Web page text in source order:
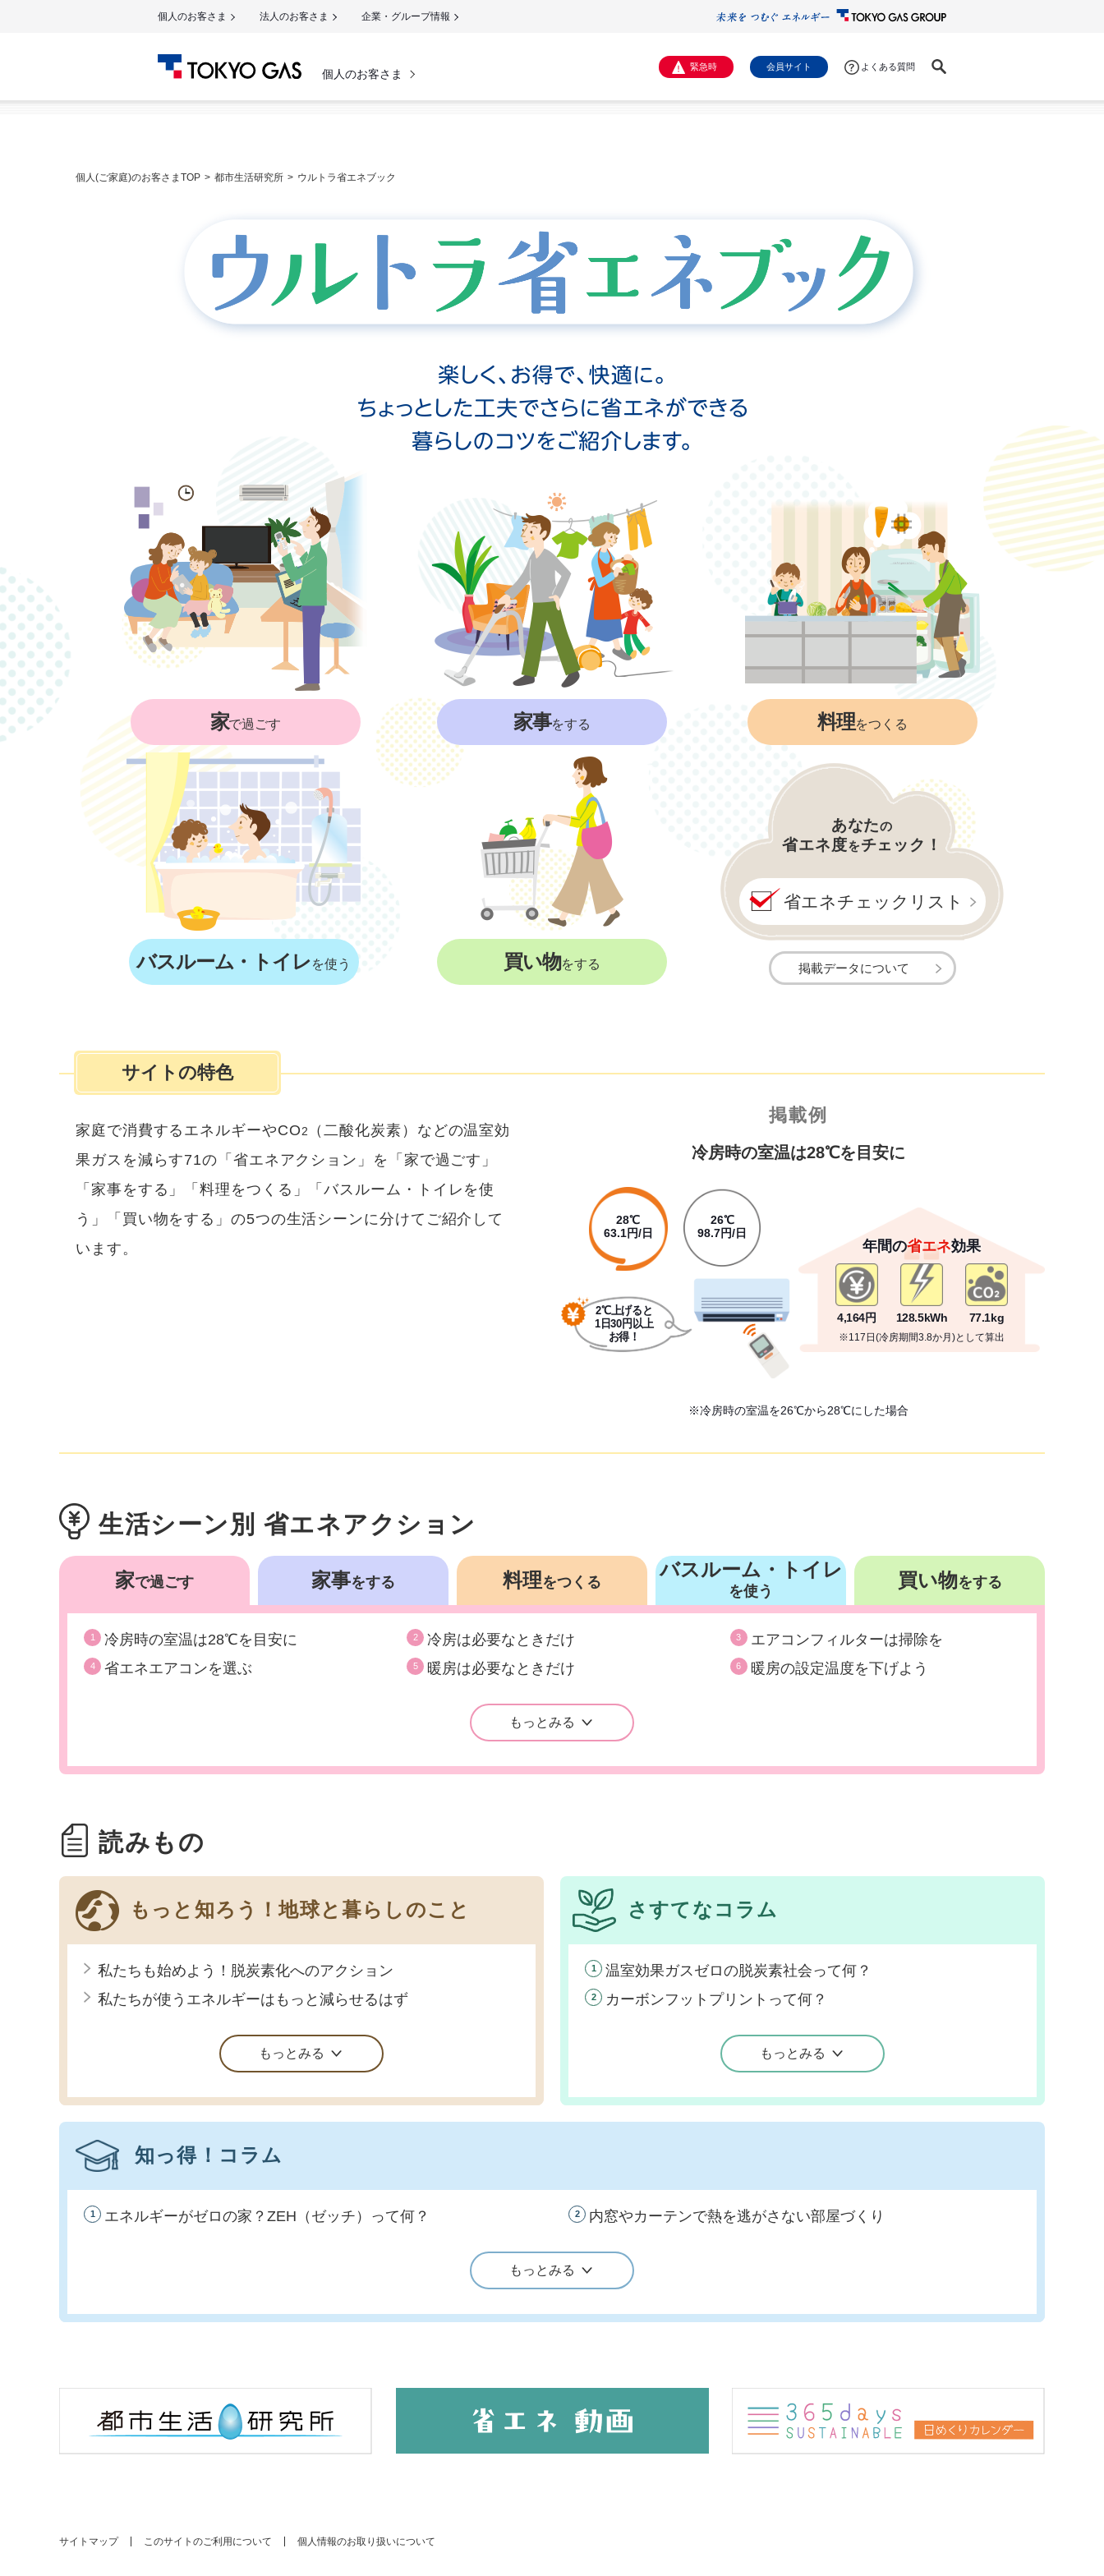
個人のお客さま 法人のお客さま 企業・グループ情報
個人のお客さま
緊急時 会員サイト よくある質問
個人(ご家庭)のお客さまTOP 都市生活研究所 ウルトラ省エネブック
家で過ごす 家事をする 料理をつくる
バスルーム・トイレを使う 買い物をする
あなたの
省エネ度をチェック！
省エネチェックリスト
掲載データについて
サイトの特色
家庭で消費するエネルギーやCO2
（二酸化炭素）などの温室効
果ガスを減らす71の「省エネアクション」を「家で過ごす」
「家事をする」「料理をつくる」「バスルーム・トイレを使
う」「買い物をする」の5つの生活シーンに分けてご紹介して
います。
掲載例
冷房時の室温は28℃を目安に
26℃
2℃上げると
※冷房時の室温を26℃から28℃にした場合
生活シーン別 省エネアクション
家で過ごす 家事をする 料理をつくる
バスルーム・トイレ
を使う 買い物をする
1 冷房時の室温は28℃を目安に 2 冷房は必要なときだけ 3 エアコンフィルターは掃除を
4 省エネエアコンを選ぶ 5 暖房は必要なときだけ 6 暖房の設定温度を下げよう
もっとみる
読みもの
もっと知ろう！地球と暮らしのこと
私たちも始めよう！脱炭素化へのアクション
私たちが使うエネルギーはもっと減らせるはず
もっとみる
さすてなコラム
1 温室効果ガスゼロの脱炭素社会って何？
2 カーボンフットプリントって何？
もっとみる
知っ得！コラム
1 エネルギーがゼロの家？ZEH（ゼッチ）って何？ 2 内窓やカーテンで熱を逃がさない部屋づくり
もっとみる
サイトマップ このサイトのご利用について 個人情報のお取り扱いについて